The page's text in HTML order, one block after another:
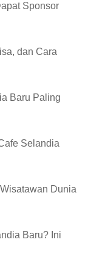
Sponsor
dan Cara
Baru Paling
Selandia
Dunia
Baru? Ini